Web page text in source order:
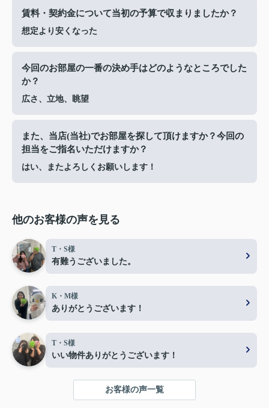
賃料・契約金について当初の予算で収まりましたか？
想定より安くなった
今回のお部屋の一番の決め手はどのようなところでした
か？
広さ、立地、眺望
また、当店(当社)でお部屋を探して頂けますか？今回の
担当をご指名いただけますか？
はい、またよろしくお願いします！
他のお客様の声を見る
T・S様
有難うございました。
K・M様
ありがとうございます！
T・S様
いい物件ありがとうございます！
お客様の声一覧